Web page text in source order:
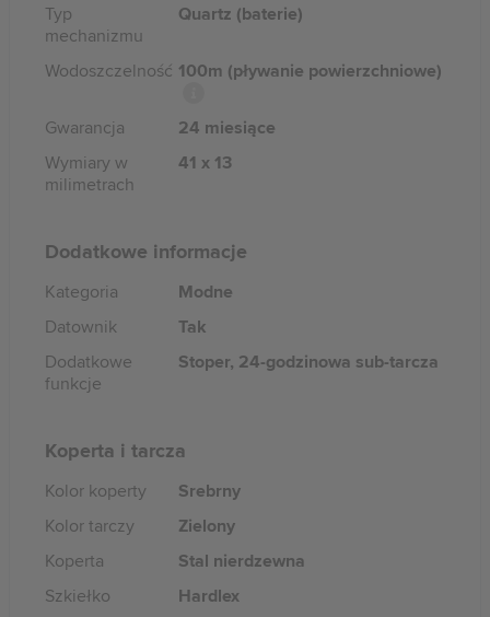
Typ
mechanizmu
Quartz (baterie)
Wodoszczelność 100m (pływanie powierzchniowe)
Gwarancja
24 miesiące
Wymiary w
milimetrach
41 x 13
Dodatkowe informacje
Kategoria
Modne
Datownik
Tak
Dodatkowe
funkcje
Stoper, 24-godzinowa sub-tarcza
Koperta i tarcza
Kolor koperty
Srebrny
Kolor tarczy
Zielony
Koperta
Stal nierdzewna
Szkiełko
Hardlex